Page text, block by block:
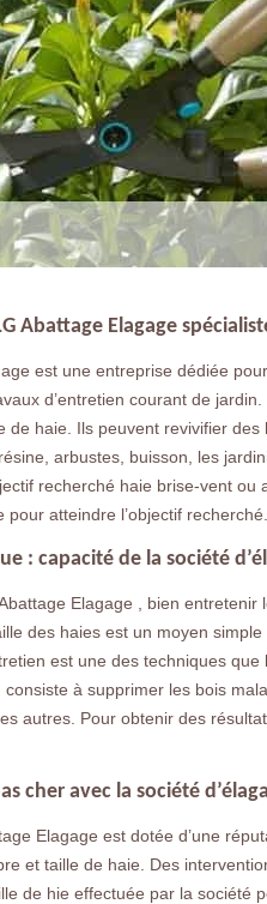
Abattage Elagage
est une entreprise dédiée
d’entretien courant de
de haie. Ils peuvent revivifier
arbustes, buisson, les
recherché haie brise-vent
atteindre l’objectif recherché.
: capacité de la société
Elagage , bien
des haies est un moyen
est une des techniques
consiste à supprimer les bois
autres. Pour obtenir des
cher avec la société
Elagage est dotée d’une
et taille de haie. Des
de hie effectuée par la société